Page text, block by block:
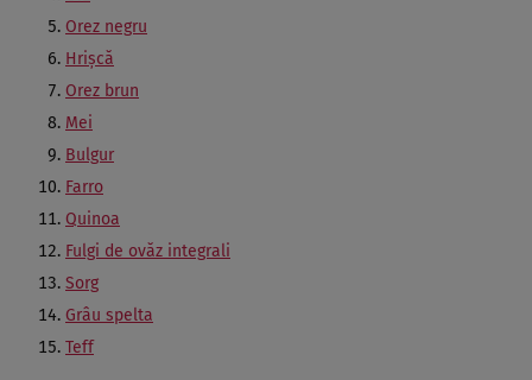
Orez negru
Hrișcă
Orez brun
Mei
Bulgur
Farro
Quinoa
Fulgi de ovăz integrali
Sorg
Grâu spelta
Teff